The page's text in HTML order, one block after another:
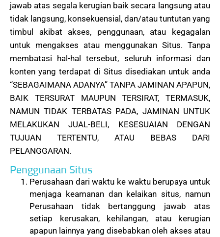
jawab atas segala kerugian baik secara langsung atau
tidak langsung, konsekuensial, dan/atau tuntutan yang
timbul akibat akses, penggunaan, atau kegagalan
untuk mengakses atau menggunakan Situs. Tanpa
membatasi hal-hal tersebut, seluruh informasi dan
konten yang terdapat di Situs disediakan untuk anda
“SEBAGAIMANA ADANYA” TANPA JAMINAN APAPUN,
BAIK TERSURAT MAUPUN TERSIRAT, TERMASUK,
NAMUN TIDAK TERBATAS PADA, JAMINAN UNTUK
MELAKUKAN JUAL-BELI, KESESUAIAN DENGAN
TUJUAN TERTENTU, ATAU BEBAS DARI
PELANGGARAN.
Penggunaan Situs
Perusahaan dari waktu ke waktu berupaya untuk
menjaga keamanan dan kelaikan situs, namun
Perusahaan tidak bertanggung jawab atas
setiap kerusakan, kehilangan, atau kerugian
apapun lainnya yang disebabkan oleh akses atau